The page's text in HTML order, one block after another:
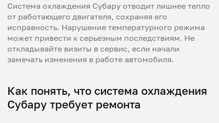
Система охлаждения Субару отводит лишнее тепло
от работающего двигателя, сохраняя его
исправность. Нарушение температурного режима
может привести к серьезным последствиям. Не
откладывайте визиты в сервис, если начали
замечать изменения в работе автомобиля.
Как понять, что система охлаждения
Субару требует ремонта